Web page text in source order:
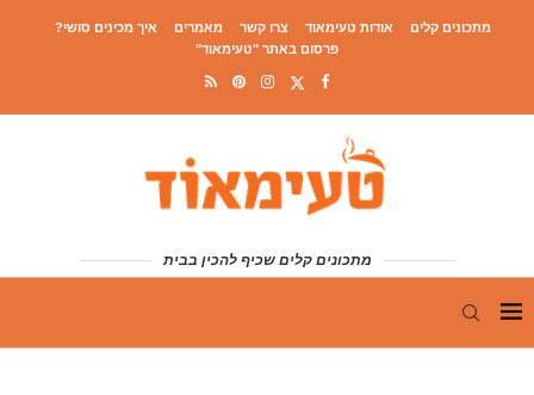
מתכונים קלים אודות טעימאוד צרו קשר מאמרים
איך מכינים סושי?
פרסום באתר "טעימאוד"
מתכונים קלים שכיף להכין בבית